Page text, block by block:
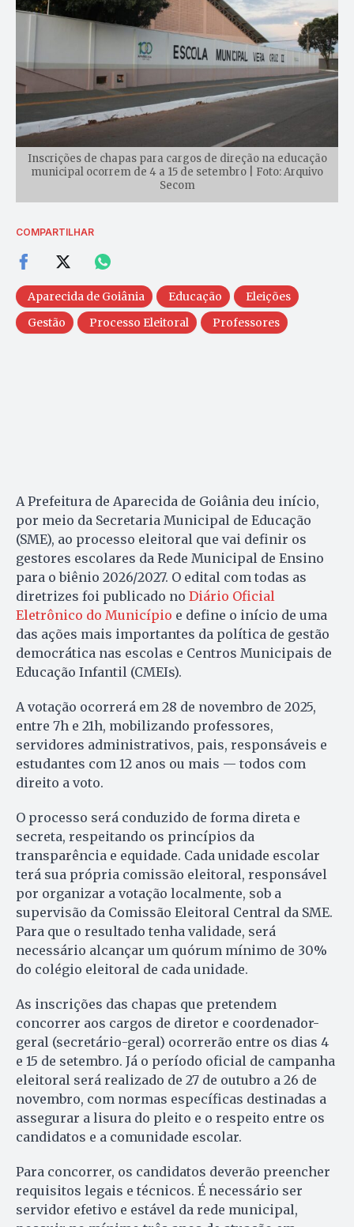
Inscrições de chapas para cargos de direção na educação
municipal ocorrem de 4 a 15 de setembro | Foto: Arquivo
Secom
COMPARTILHAR
Aparecida de Goiânia Educação
Eleições
Gestão
Processo Eleitoral Professores
A Prefeitura de Aparecida de Goiânia deu início,
por meio da Secretaria Municipal de Educação
(SME), ao processo eleitoral que vai definir os
gestores escolares da Rede Municipal de Ensino
para o biênio 2026/2027. O edital com todas as
diretrizes foi publicado no Diário Oficial
Eletrônico do Município e define o início de uma
das ações mais importantes da política de gestão
democrática nas escolas e Centros Municipais de
Educação Infantil (CMEIs).
A votação ocorrerá em 28 de novembro de 2025,
entre 7h e 21h, mobilizando professores,
servidores administrativos, pais, responsáveis e
estudantes com 12 anos ou mais — todos com
direito a voto.
O processo será conduzido de forma direta e
secreta, respeitando os princípios da
transparência e equidade. Cada unidade escolar
terá sua própria comissão eleitoral, responsável
por organizar a votação localmente, sob a
supervisão da Comissão Eleitoral Central da SME.
Para que o resultado tenha validade, será
necessário alcançar um quórum mínimo de 30%
do colégio eleitoral de cada unidade.
As inscrições das chapas que pretendem
concorrer aos cargos de diretor e coordenador-
geral (secretário-geral) ocorrerão entre os dias 4
e 15 de setembro. Já o período oficial de campanha
eleitoral será realizado de 27 de outubro a 26 de
novembro, com normas específicas destinadas a
assegurar a lisura do pleito e o respeito entre os
candidatos e a comunidade escolar.
Para concorrer, os candidatos deverão preencher
requisitos legais e técnicos. É necessário ser
servidor efetivo e estável da rede municipal,